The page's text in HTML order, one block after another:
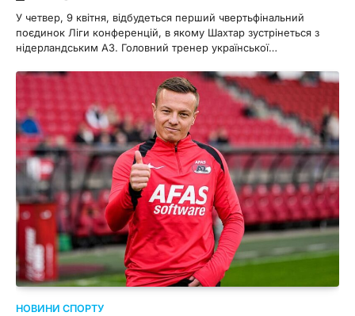
У четвер, 9 квітня, відбудеться перший чвертьфінальний
поєдинок Ліги конференцій, в якому Шахтар зустрінеться з
нідерландським АЗ. Головний тренер української…
НОВИНИ СПОРТУ